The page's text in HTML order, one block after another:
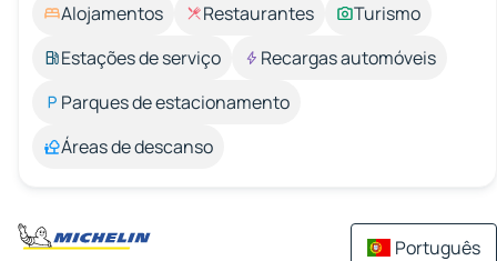
Alojamentos Restaurantes
Turismo
Estações de serviço
Recargas automóveis
Parques de estacionamento
Áreas de descanso
Português